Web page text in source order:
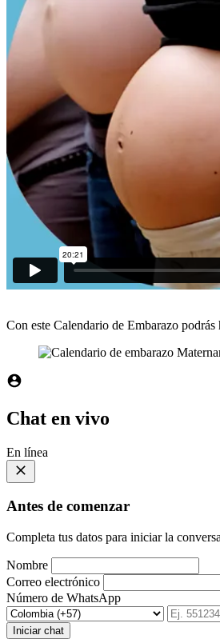
Con este Calendario de Embarazo podrás
Chat en vivo
En línea
Antes de comenzar
Completa tus datos para iniciar la
Nombre
Correo electrónico
Número de WhatsApp
Iniciar chat